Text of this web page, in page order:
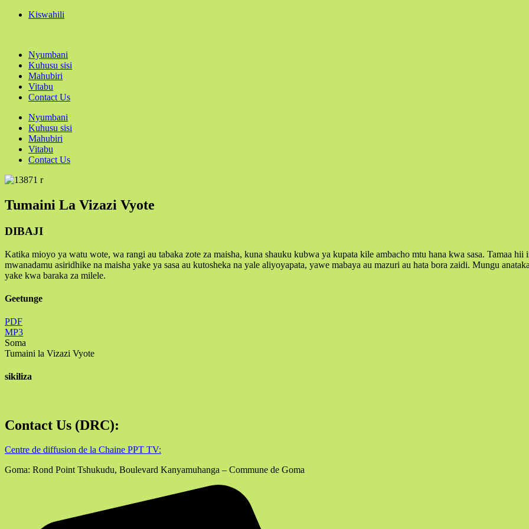
Kiswahili
Nyumbani
Kuhusu sisi
Mahubiri
Vitabu
Contact Us
Nyumbani
Kuhusu sisi
Mahubiri
Vitabu
Contact Us
Tumaini La Vizazi Vyote
DIBAJI
Katika mioyo ya watu wote, wa rangi au tabaka zote za maisha, kuna shauku kubwa ya kupata kile ambacho mtu hana kwa sasa. Tamaa
mwanadamu asiridhike na maisha yake ya sasa au kutosheka na yale aliyoyapata, yawe mabaya au mazuri au hata bora zaidi. Mungu
yake kwa baraka za milele.
Geetunge
PDF
MP3
Soma
Tumaini la Vizazi Vyote
sikiliza
Contact Us (DRC):
Centre de diffusion de la Chaine PPT TV:
Goma: Rond Point Tshukudu, Boulevard Kanyamuhanga – Commune de Goma